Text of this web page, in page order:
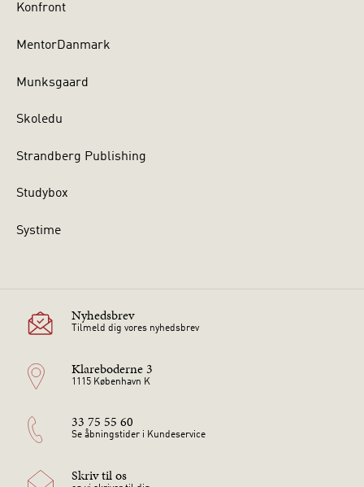
Konfront
MentorDanmark
Munksgaard
Skoledu
Strandberg Publishing
Studybox
Systime
Nyhedsbrev
Tilmeld dig vores nyhedsbrev
Klareboderne 3
1115 København K
33 75 55 60
Se åbningstider i Kundeservice
Skriv til os